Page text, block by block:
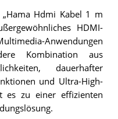
Hdmi Kabel 1 m
HDMI-
Anwendungen
Kombination aus
dauerhafter
und Ultra-High-
es zu einer effizienten